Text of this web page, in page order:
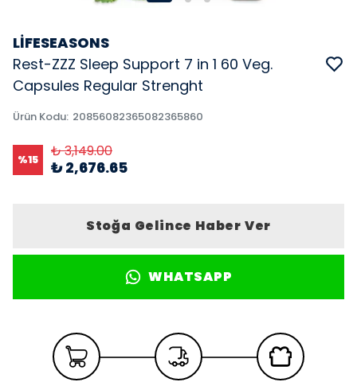
LİFESEASONS
Rest-ZZZ Sleep Support 7 in 1 60 Veg.
Capsules Regular Strenght
Ürün Kodu: 20856082365082365860
%15 ₺ 3,149.00
₺ 2,676.65
Stoğa Gelince Haber Ver
WHATSAPP